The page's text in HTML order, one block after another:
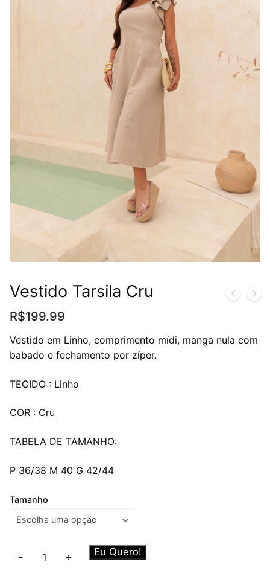
Vestido Tarsila Cru
R$199.99
Vestido em Linho, comprimento mídi, manga nula com
babado e fechamento por zíper.
TECIDO : Linho
COR : Cru
TABELA DE TAMANHO:
P 36/38 M 40 G 42/44
Tamanho
- + Eu Quero!